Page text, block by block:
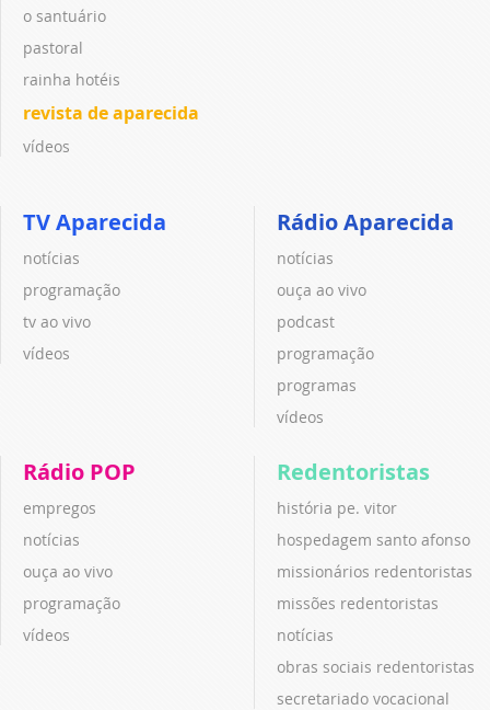
o santuário
pastoral
rainha hotéis
revista de aparecida
vídeos
TV Aparecida
notícias
programação
tv ao vivo
vídeos
Rádio Aparecida
notícias
ouça ao vivo
podcast
programação
programas
vídeos
Rádio POP
empregos
notícias
ouça ao vivo
programação
vídeos
Redentoristas
história pe. vitor
hospedagem santo afonso
missionários redentoristas
missões redentoristas
notícias
obras sociais redentoristas
secretariado vocacional